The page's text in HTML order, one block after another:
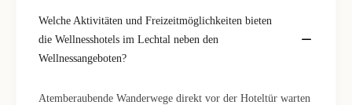
Welche Aktivitäten und Freizeitmöglichkeiten bieten
die Wellnesshotels im Lechtal neben den
Wellnessangeboten?
Atemberaubende Wanderwege direkt vor der Hoteltür warten